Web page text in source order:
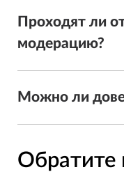
Проходят ли
модерацию?
Можно ли
Обратите